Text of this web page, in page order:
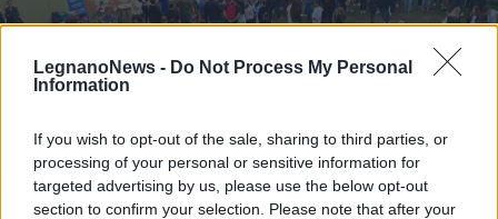
LegnanoNews - Do Not Process My Personal
Information
If you wish to opt-out of the sale, sharing to third parties, or
processing of your personal or sensitive information for
targeted advertising by us, please use the below opt-out
section to confirm your selection. Please note that after your